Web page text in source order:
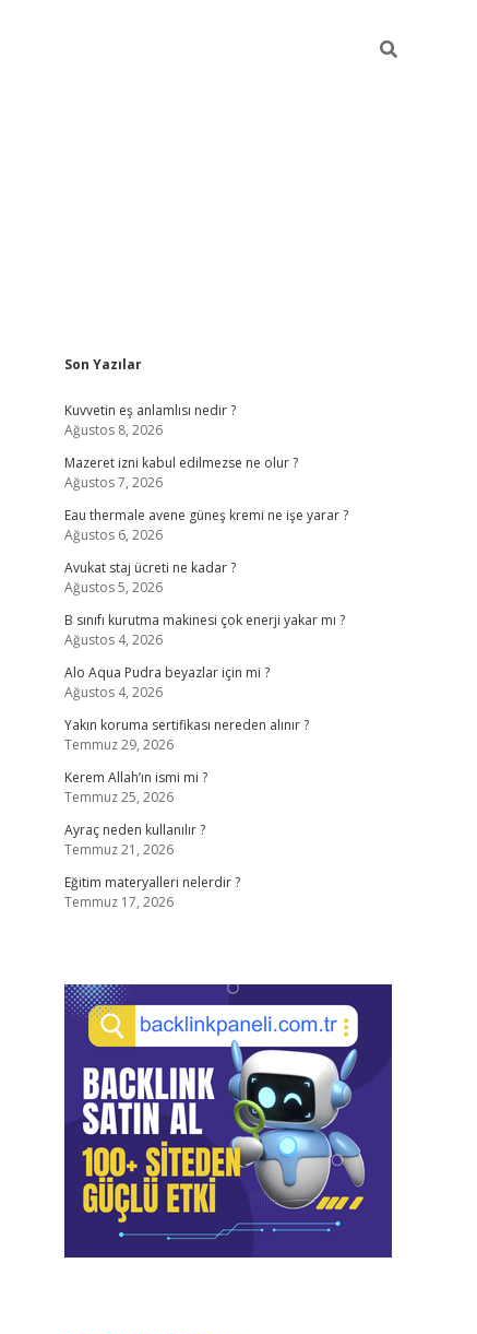
Sidebar
Son Yazılar
Kuvvetin eş anlamlısı nedir ?
Ağustos 8, 2026
Mazeret izni kabul edilmezse ne olur ?
Ağustos 7, 2026
Eau thermale avene güneş kremi ne işe yarar ?
Ağustos 6, 2026
Avukat staj ücreti ne kadar ?
Ağustos 5, 2026
B sınıfı kurutma makinesi çok enerji yakar mı ?
Ağustos 4, 2026
Alo Aqua Pudra beyazlar için mi ?
Ağustos 4, 2026
Yakın koruma sertifikası nereden alınır ?
Temmuz 29, 2026
Kerem Allah’ın ismi mi ?
Temmuz 25, 2026
Ayraç neden kullanılır ?
Temmuz 21, 2026
Eğitim materyalleri nelerdir ?
Temmuz 17, 2026